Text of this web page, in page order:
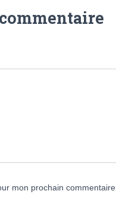
mon prochain commentaire.